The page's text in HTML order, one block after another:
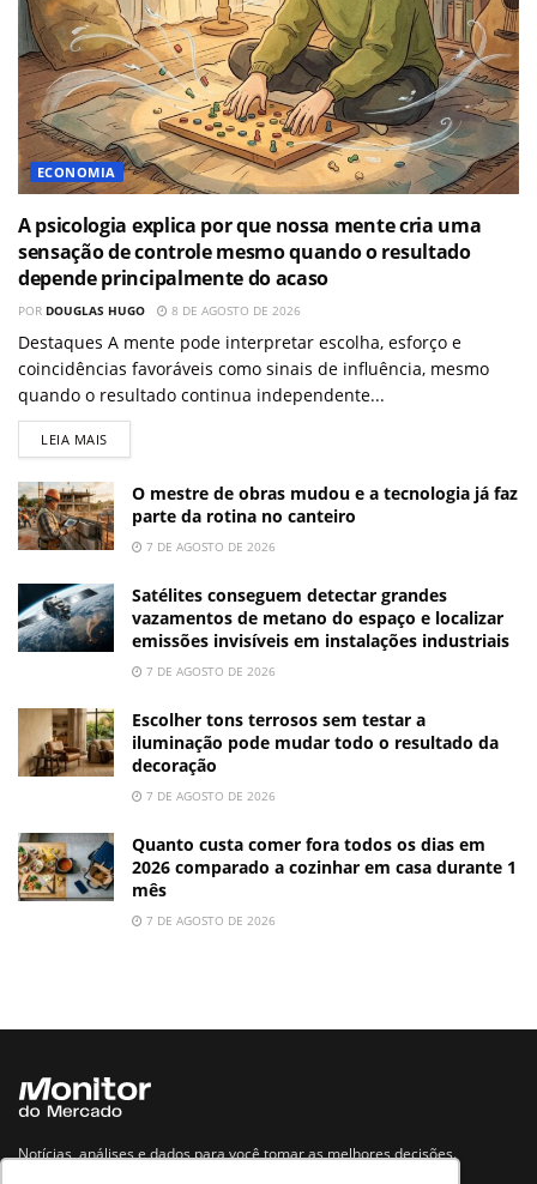
ECONOMIA
A psicologia explica por que nossa mente cria uma
sensação de controle mesmo quando o resultado
depende principalmente do acaso
POR DOUGLAS HUGO 8 DE AGOSTO DE 2026
Destaques A mente pode interpretar escolha, esforço e
coincidências favoráveis como sinais de influência, mesmo
quando o resultado continua independente...
LEIA MAIS
O mestre de obras mudou e a tecnologia já faz
parte da rotina no canteiro
7 DE AGOSTO DE 2026
Satélites conseguem detectar grandes
vazamentos de metano do espaço e localizar
emissões invisíveis em instalações industriais
7 DE AGOSTO DE 2026
Escolher tons terrosos sem testar a
iluminação pode mudar todo o resultado da
decoração
7 DE AGOSTO DE 2026
Quanto custa comer fora todos os dias em
2026 comparado a cozinhar em casa durante 1
mês
7 DE AGOSTO DE 2026
Notícias, análises e dados para você tomar as melhores decisões.